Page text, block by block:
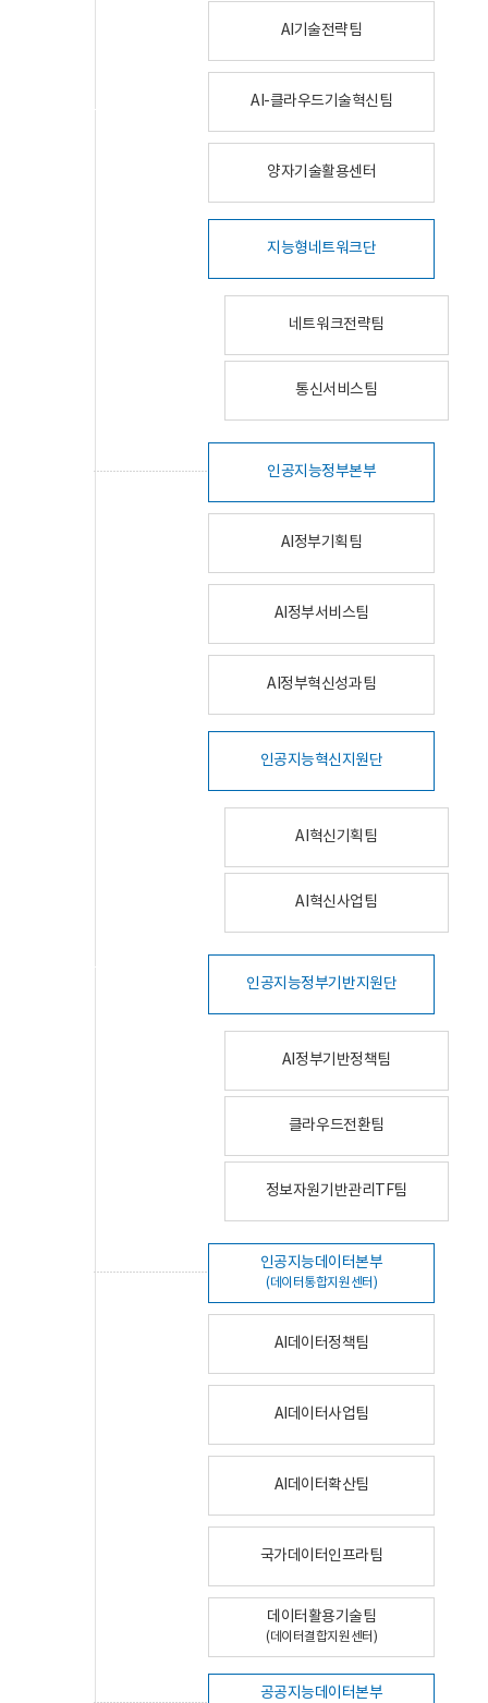
AI기술전략팀
AI-클라우드기술혁신팀
양자기술활용센터
지능형네트워크단
네트워크전략팀
통신서비스팀
인공지능정부본부
AI정부기획팀
AI정부서비스팀
AI정부혁신성과팀
인공지능혁신지원단
AI혁신기획팀
AI혁신사업팀
인공지능정부기반지원단
AI정부기반정책팀
클라우드전환팀
정보자원기반관리TF팀
인공지능데이터본부
(데이터통합지원센터)
AI데이터정책팀
AI데이터사업팀
AI데이터확산팀
국가데이터인프라팀
데이터활용기술팀
(데이터결합지원센터)
공공지능데이터본부